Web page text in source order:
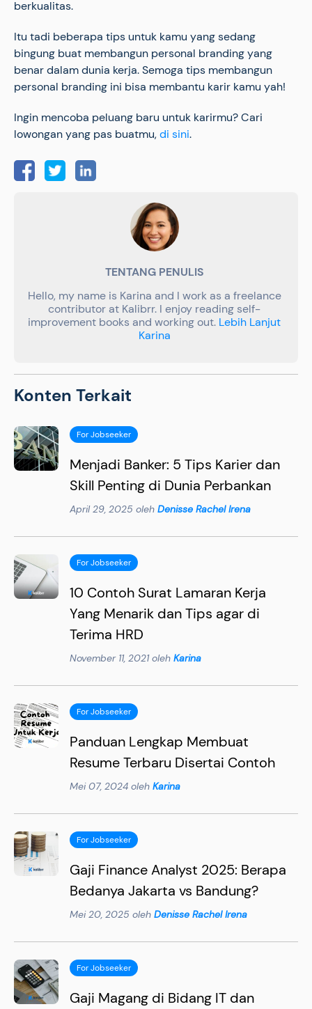
berkualitas.
Itu tadi beberapa tips untuk kamu yang sedang
bingung buat membangun personal branding yang
benar dalam dunia kerja. Semoga tips membangun
personal branding ini bisa membantu karir kamu yah!
Ingin mencoba peluang baru untuk karirmu? Cari
lowongan yang pas buatmu,di sini.
TENTANG PENULIS
Hello, my name is Karina and I work as a freelance
contributor at Kalibrr. I enjoy reading self-
improvement books and working out. Lebih Lanjut
Karina
Konten Terkait
For Jobseeker
Menjadi Banker: 5 Tips Karier dan
Skill Penting di Dunia Perbankan
April 29, 2025 oleh Denisse Rachel Irena
For Jobseeker
10 Contoh Surat Lamaran Kerja
Yang Menarik dan Tips agar di
Terima HRD
November 11, 2021 oleh Karina
For Jobseeker
Panduan Lengkap Membuat
Resume Terbaru Disertai Contoh
Mei 07, 2024 oleh Karina
For Jobseeker
Gaji Finance Analyst 2025: Berapa
Bedanya Jakarta vs Bandung?
Mei 20, 2025 oleh Denisse Rachel Irena
For Jobseeker
Gaji Magang di Bidang IT dan